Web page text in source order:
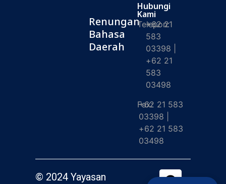
Renungan
Bahasa
Daerah
Hubungi
Kami
Telepon:
+62 21
583
03398 |
+62 21
583
03498
Fax:
+62 21 583
03398 |
+62 21 583
03498
© 2024 Yayasan